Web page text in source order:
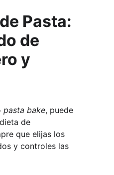
Pasta:
de
y
pasta bake, puede
de
que elijas los
y controles las